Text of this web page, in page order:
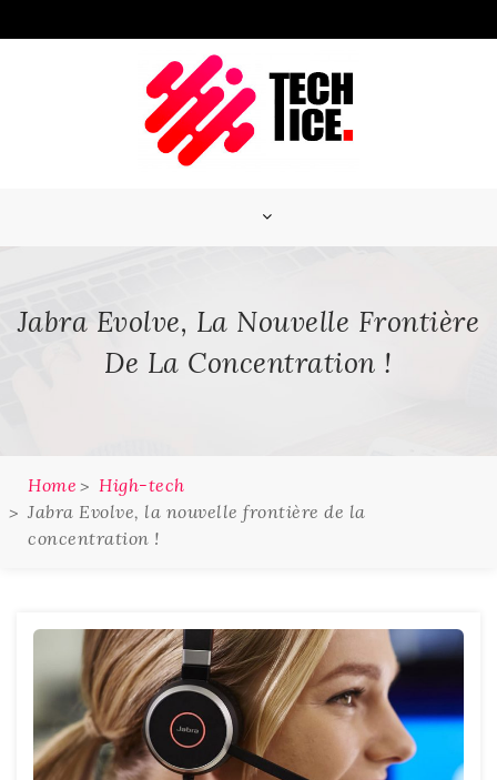
to
Jabra Evolve, La Nouvelle Frontière
De La Concentration !
Home
High-tech
Jabra Evolve, la nouvelle frontière de la
concentration !